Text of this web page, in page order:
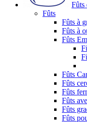
Fûts
Fûts
Fûts à
Fûts à
Fûts
Fûts
Fûts
Fûts
Fûts
Fûts
Fûts